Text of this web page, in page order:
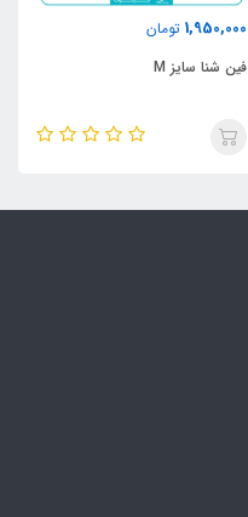
1,950,000 تومان
فین شنا سایز M